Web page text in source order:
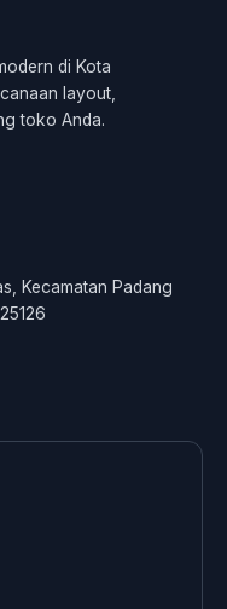
di Kota
layout,
toko Anda.
Kecamatan Padang